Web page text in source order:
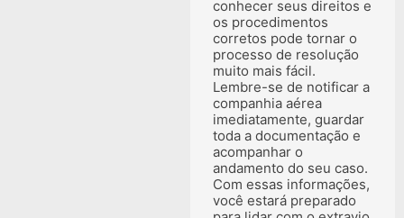
conhecer seus direitos e
os procedimentos
corretos pode tornar o
processo de resolução
muito mais fácil.
Lembre-se de notificar a
companhia aérea
imediatamente, guardar
toda a documentação e
acompanhar o
andamento do seu caso.
Com essas informações,
você estará preparado